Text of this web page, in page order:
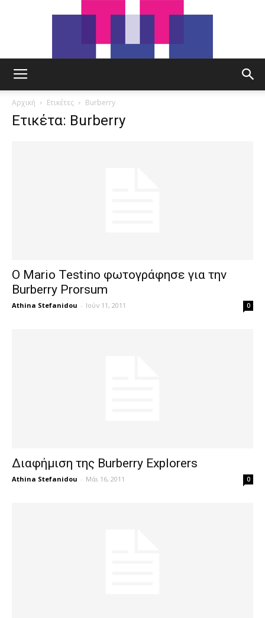
Αρχική Ετικέτες Burberry
Ετικέτα: Burberry
Ο Mario Testino φωτογράφησε για την
Burberry Prorsum
Athina Stefanidou - Ιούν 11, 2011 0
Διαφήμιση της Burberry Explorers
Athina Stefanidou - Μάι 16, 2011 0